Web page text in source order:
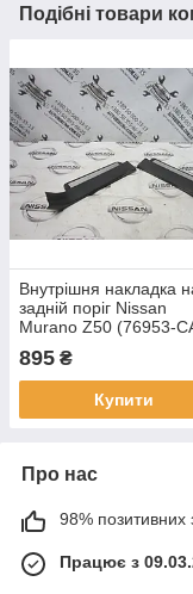
Подібні товари
Внутрішня накладка
задній поріг Nissan
Murano Z50 (76953-
/ 76954-CA000)
895 ₴
Купити
Про нас
98% позитивних
Працює з